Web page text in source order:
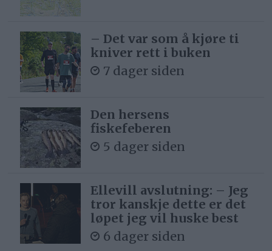
– Det var som å kjøre ti
kniver rett i buken
7 dager siden
Den hersens
fiskefeberen
5 dager siden
Ellevill avslutning: – Jeg
tror kanskje dette er det
løpet jeg vil huske best
6 dager siden